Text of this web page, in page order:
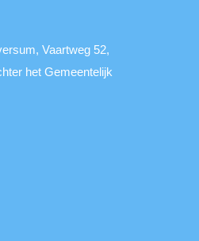
Vaartweg 52,
het Gemeentelijk